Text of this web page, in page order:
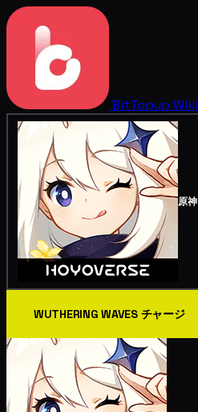
BitTopup Wiki
原神
WUTHERING WAVES チャージ